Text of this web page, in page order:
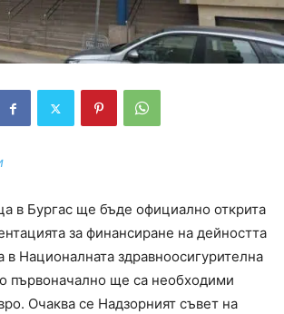
в Бургас ще бъде официално открита
за финансиране на дейността
в Националната здравноосигурителна
първоначално ще са необходими
Очаква се Надзорният съвет на